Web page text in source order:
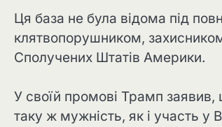
Ця база не була відома під
клятвопорушником,
Сполучених Штатів Америки.
У своїй промові Трамп заявив,
таку ж мужність, як і участь у